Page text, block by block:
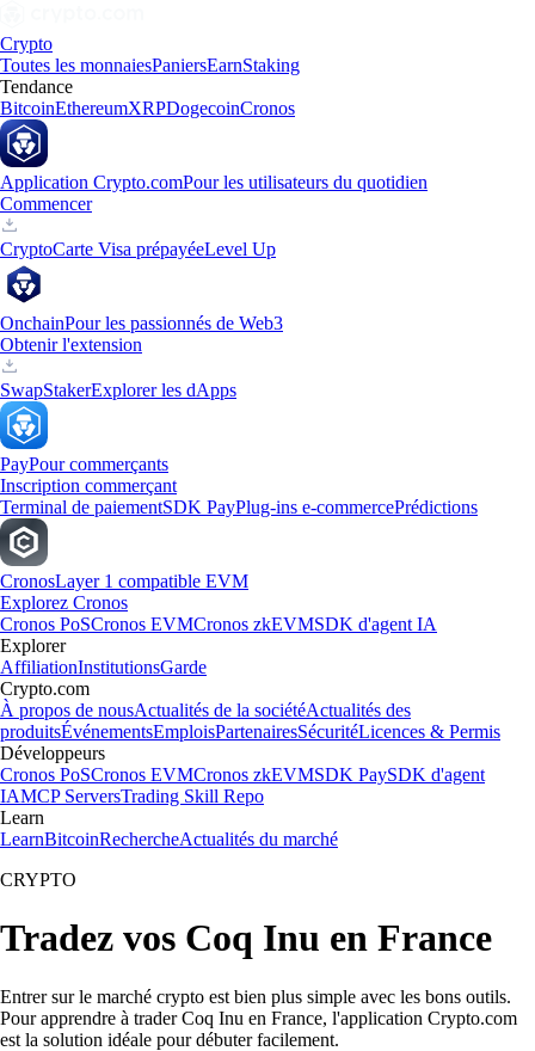
Crypto
Toutes les monnaiesPaniersEarnStaking
Tendance
BitcoinEthereumXRPDogecoinCronos
Application Crypto.comPour les utilisateurs du quotidien
Commencer
CryptoCarte Visa prépayéeLevel Up
OnchainPour les passionnés de Web3
Obtenir l'extension
SwapStakerExplorer les dApps
PayPour commerçants
Inscription commerçant
Terminal de paiementSDK PayPlug-ins e-commercePrédictions
CronosLayer 1 compatible EVM
Explorez Cronos
Cronos PoSCronos EVMCronos zkEVMSDK d'agent IA
Explorer
AffiliationInstitutionsGarde
Crypto.com
À propos de nousActualités de la sociétéActualités des
produitsÉvénementsEmploisPartenairesSécuritéLicences & Permis
Développeurs
Cronos PoSCronos EVMCronos zkEVMSDK PaySDK d'agent
IAMCP ServersTrading Skill Repo
Learn
LearnBitcoinRechercheActualités du marché
CRYPTO
Tradez vos Coq Inu en France
Entrer sur le marché crypto est bien plus simple avec les bons outils.
Pour apprendre à trader Coq Inu en France, l'application Crypto.com
est la solution idéale pour débuter facilement.